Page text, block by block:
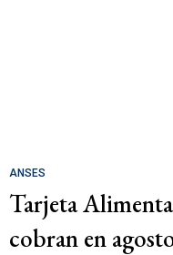
ANSES
Tarjeta
cobran en